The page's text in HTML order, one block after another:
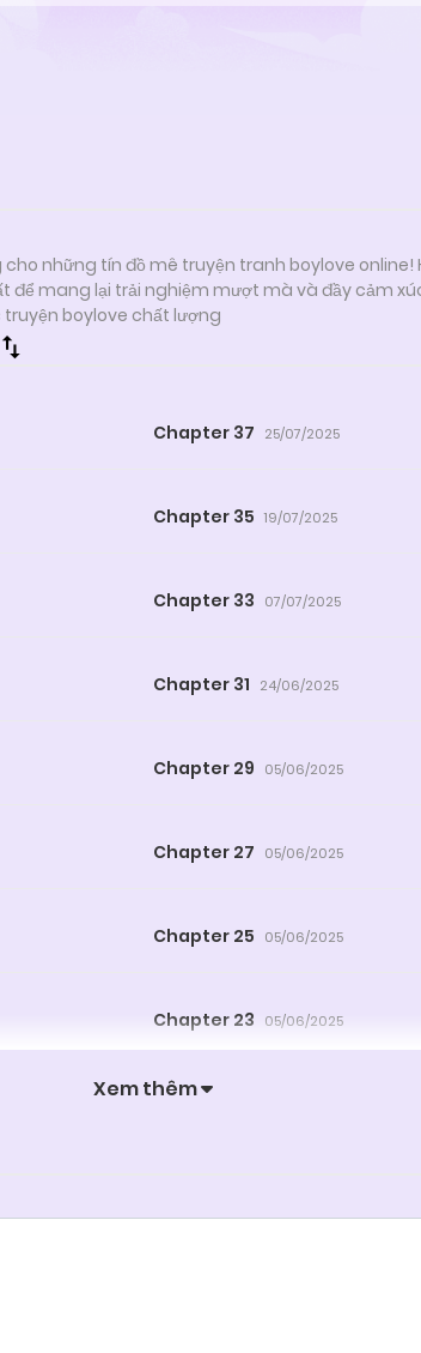
những tín đồ mê truyện tranh boylove
mang lại trải nghiệm mượt mà và đầy cảm
boylove chất lượng
Chapter 37 25/07/2025
Chapter 35 19/07/2025
Chapter 33 07/07/2025
Chapter 31 24/06/2025
Chapter 29 05/06/2025
Chapter 27 05/06/2025
Chapter 25 05/06/2025
Chapter 23 05/06/2025
Xem thêm